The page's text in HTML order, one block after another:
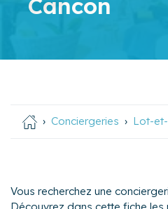
Cancon
Conciergeries Lot-
Vous recherchez une